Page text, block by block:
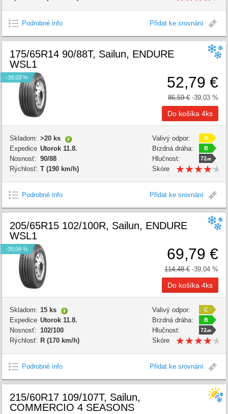
Podrobné info Přidat ke srovnání
175/65R14 90/88T, Sailun, ENDURE
WSL1
-39,03 % 52,79 €
86,59 € -39,03 %
Skladom: >20 ks
Expedice Utorok 11.8.
Nosnosť: 90/88
Rýchlosť: T (190 km/h)
Valivý odpor: D
Brzdná dráha: B
Hlučnost: 72dB
Skóre
★★★★★
★★★★★
Podrobné info Přidat ke srovnání
205/65R15 102/100R, Sailun, ENDURE
WSL1
-39,04 % 69,79 €
114,48 € -39,04 %
Skladom: 15 ks
Expedice Utorok 11.8.
Nosnosť: 102/100
Rýchlosť: R (170 km/h)
Valivý odpor: C
Brzdná dráha: B
Hlučnost: 72dB
Skóre
★★★★★
★★★★★
Podrobné info Přidat ke srovnání
215/60R17 109/107T, Sailun,
COMMERCIO 4 SEASONS